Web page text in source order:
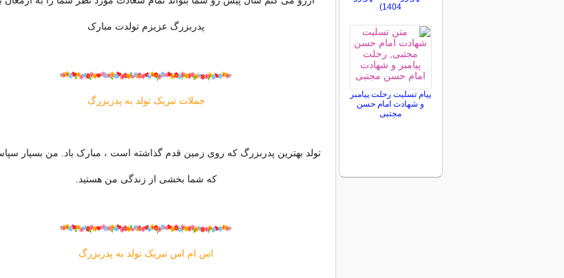
پدربزرگ عزیزم تولدت مبارک
جملات تبریک تولد به پدربزرگ
تولد بهترین پدربزرگ که روی زمین قدم گذاشته است ، مبارک باد. من بسیار
که شما بخشی از زندگی من هستید.
اس ام اس تبریک تولد به پدربزرگ
1404)
پیام تسلیت رحلت پیامبر
و شهادت امام حسن
مجتبی